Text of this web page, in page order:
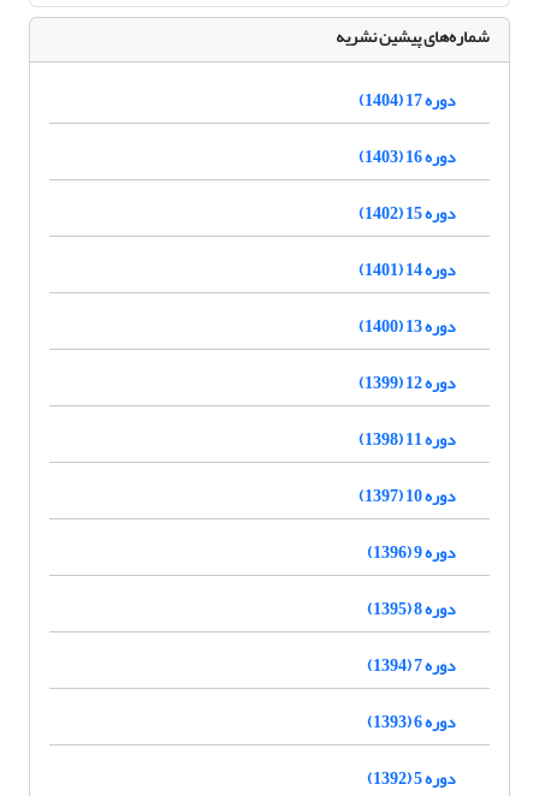
شماره‌های پیشین نشریه
دوره 17 (1404)
دوره 16 (1403)
دوره 15 (1402)
دوره 14 (1401)
دوره 13 (1400)
دوره 12 (1399)
دوره 11 (1398)
دوره 10 (1397)
دوره 9 (1396)
دوره 8 (1395)
دوره 7 (1394)
دوره 6 (1393)
دوره 5 (1392)